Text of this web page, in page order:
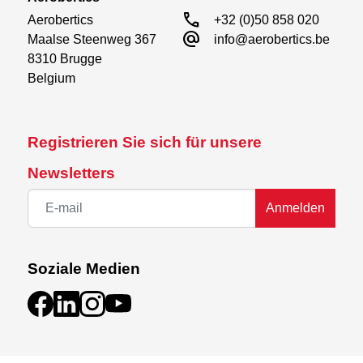
Registrieren Sie sich für unsere
Newsletters
Anmelden
Soziale Medien
Aerobertics
Maalse Steenweg 367
8310 Brugge
Belgium
call +32 (0)50 858 020
alternate_email info@aerobertics.be